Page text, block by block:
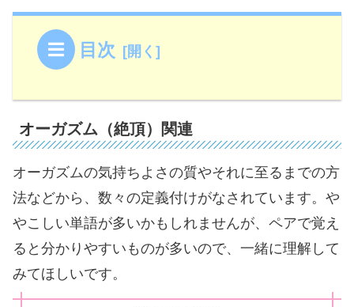
目次
オーガズム（絶頂）関連
オーガズムの気持ちよさの質やそれに至るまでの方
法などから、数々の定義付けがなされています。や
やこしい単語が多いかもしれませんが、ペアで覚え
ると分かりやすいものが多いので、一緒に理解して
みてほしいです。